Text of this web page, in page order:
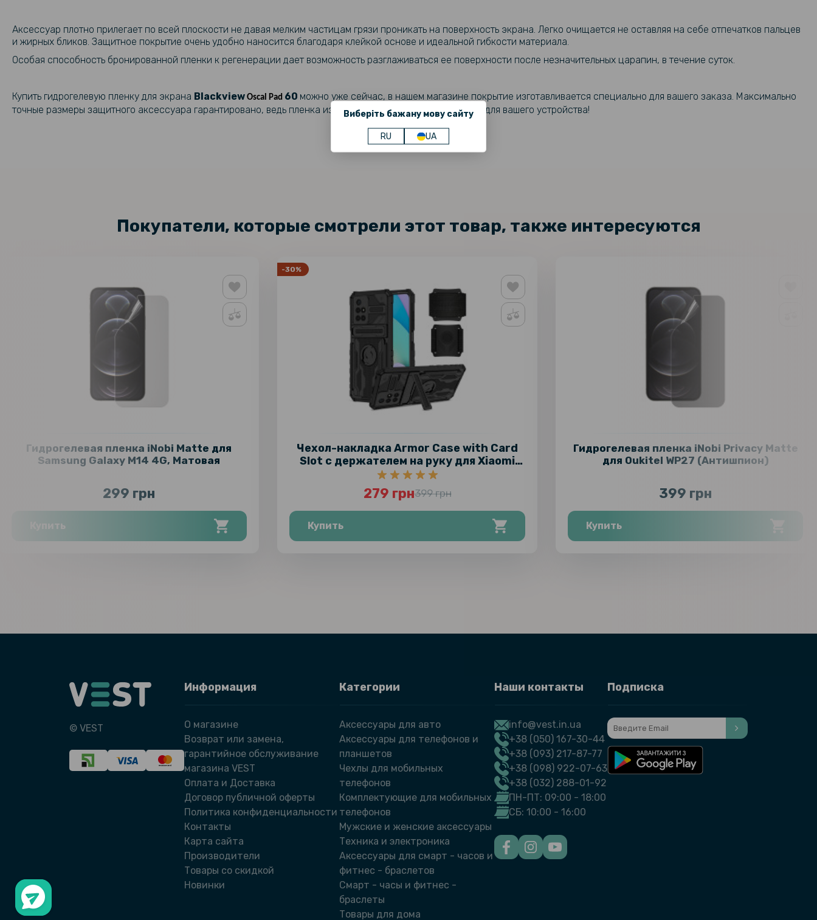
Виберіть бажану мову сайту
RU UA
Аксессуар плотно прилегает по всей плоскости не давая мелким частицам грязи проникать на поверхность экрана. Легко очищается не оставляя на себе отпечатков пальцев
и жирных бликов. Защитное покрытие очень удобно наносится благодаря клейкой основе и идеальной гибкости материала.
Особая способность бронированной пленки к регенерации дает возможность разглаживаться ее поверхности после незначительных царапин, в течение суток.
Купить гидрогелевую пленку для экрана Blackview Oscal Pad 60​​ можно уже сейчас, в нашем магазине покрытие изготавливается специально для вашего заказа. Максимально
точные размеры защитного аксессуара гарантировано, ведь пленка изготавливается на плоттере лично для вашего устройства!
Покупатели, которые смотрели этот товар, также интересуются
Гидрогелевая пленка iNobi Matte для
Samsung Galaxy M14 4G, Матовая
299 грн
Купить
-30%
Чехол-накладка Armor Case with Card
Slot с держателем на руку для Xiaomi
Redmi 10
279 грн399 грн
Купить
Гидрогелевая пленка iNobi Privacy Matte
для Oukitel WP27 (Антишпион)
399 грн
Купить
© VEST
Информация
О магазине
Возврат или замена,
гарантийное обслуживание
магазина VEST
Оплата и Доставка
Договор публичной оферты
Политика конфиденциальности
Контакты
Карта сайта
Производители
Товары со скидкой
Новинки
Категории
Аксессуары для авто
Аксессуары для телефонов и
планшетов
Чехлы для мобильных
телефонов
Комплектующие для мобильных
телефонов
Мужские и женские аксессуары
Техника и электроника
Аксессуары для смарт - часов и
фитнес - браслетов
Смарт - часы и фитнес -
браслеты
Товары для дома
Наши контакты
info@vest.in.ua
+38 (050) 167-30-44
+38 (093) 217-87-77
+38 (098) 922-07-63
+38 (032) 288-01-92
ПН-ПТ: 09:00 - 18:00
СБ: 10:00 - 16:00
Подписка